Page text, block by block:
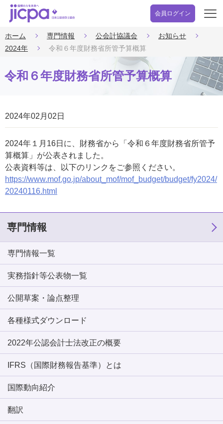
会員ログイン
開
ホーム 専門情報 公会計協議会
お知らせ
2024年
令和６年度財務省所管予算概算
令和６年度財務省所管予算概算
2024年02月02日
2024年１月16日に、財務省から「令和６年度財務省所管予
算概算」が公表されました。
公表資料等は、以下のリンクをご参照ください。
https://www.mof.go.jp/about_mof/mof_budget/budget/fy2024/
20240116.html
専門情報
専門情報一覧
実務指針等公表物一覧
公開草案・論点整理
各種様式ダウンロード
2022年公認会計士法改正の概要
IFRS（国際財務報告基準）とは
国際動向紹介
翻訳